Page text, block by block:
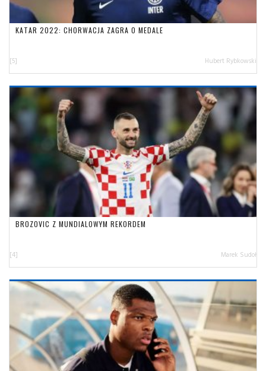
KATAR 2022: CHORWACJA ZAGRA O MEDALE
[5] Hubert Rybkowski
BROZOVIC Z MUNDIALOWYM REKORDEM
[4] Marek Sudoł